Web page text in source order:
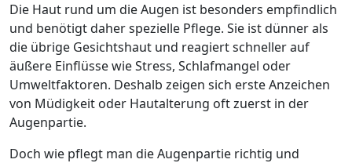
Die Haut rund um die Augen ist besonders empfindlich
und benötigt daher spezielle Pflege. Sie ist dünner als
die übrige Gesichtshaut und reagiert schneller auf
äußere Einflüsse wie Stress, Schlafmangel oder
Umweltfaktoren. Deshalb zeigen sich erste Anzeichen
von Müdigkeit oder Hautalterung oft zuerst in der
Augenpartie.
Doch wie pflegt man die Augenpartie richtig und